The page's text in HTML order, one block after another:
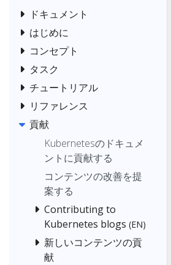
ドキュメント
はじめに
コンセプト
タスク
チュートリアル
リファレンス
貢献
Kubernetesのドキュメ
ントに貢献する
コンテンツの改善を提
案する
Contributing to
Kubernetes blogs (EN)
新しいコンテンツの貢
献